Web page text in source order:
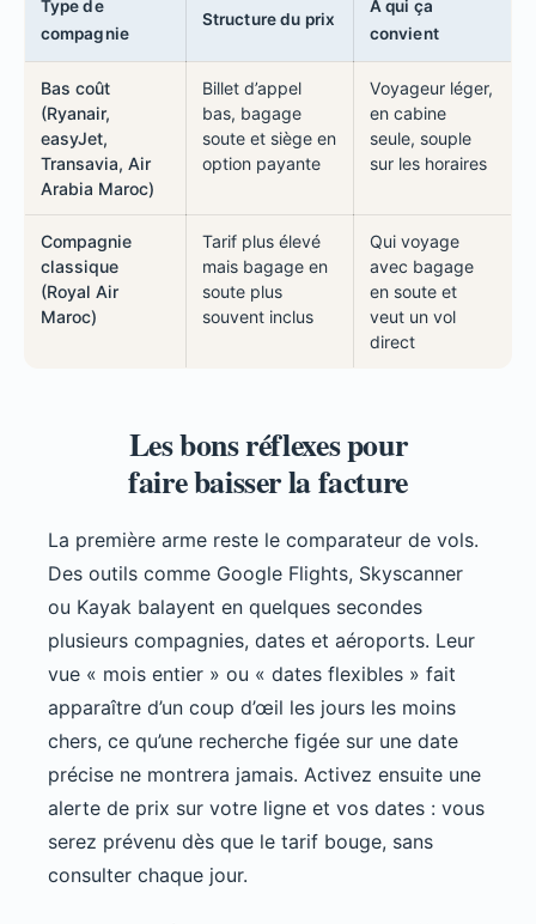
Type de
compagnie
Structure du prix
À qui ça
convient
Bas coût
(Ryanair,
easyJet,
Transavia, Air
Arabia Maroc)
Billet d’appel
bas, bagage
soute et siège en
option payante
Voyageur léger,
en cabine
seule, souple
sur les horaires
Compagnie
classique
(Royal Air
Maroc)
Tarif plus élevé
mais bagage en
soute plus
souvent inclus
Qui voyage
avec bagage
en soute et
veut un vol
direct
Les bons réflexes pour
faire baisser la facture
La première arme reste le comparateur de vols.
Des outils comme Google Flights, Skyscanner
ou Kayak balayent en quelques secondes
plusieurs compagnies, dates et aéroports. Leur
vue « mois entier » ou « dates flexibles » fait
apparaître d’un coup d’œil les jours les moins
chers, ce qu’une recherche figée sur une date
précise ne montrera jamais. Activez ensuite une
alerte de prix sur votre ligne et vos dates : vous
serez prévenu dès que le tarif bouge, sans
consulter chaque jour.